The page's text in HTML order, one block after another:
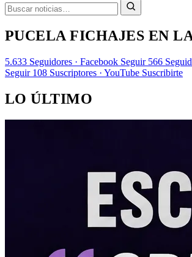
PUCELA FICHAJES EN
5.633 Seguidores · Facebook Seguir 566
Seguir 108 Suscriptores · YouTube Suscribirte
LO ÚLTIMO